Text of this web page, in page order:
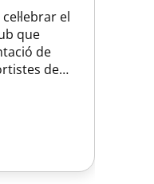
el
que
de
de
amb el
del